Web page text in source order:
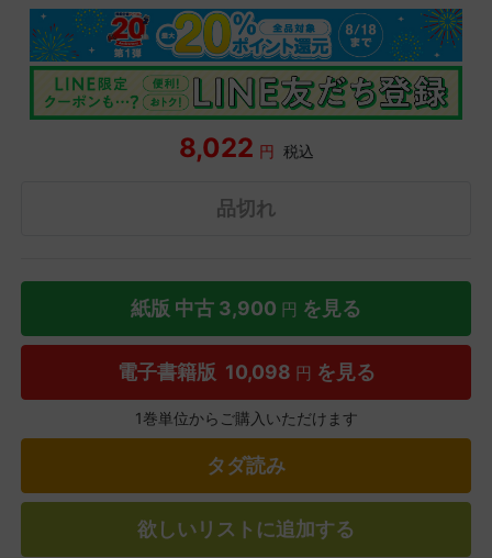
8,022 円 税込
品切れ
紙版 中古 3,900 円 を見る
電子書籍版 10,098 円 を見る
1巻単位からご購入いただけます
タダ読み
欲しいリストに追加する